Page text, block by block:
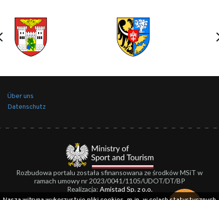
Über uns
Datenschutz
Rozbudowa portalu została sfinansowana ze środków MSiT w
ramach umowy nr 2023/0041/1105/UDOT/DT/BP
Realizacja: Amistad Sp. z o.o.